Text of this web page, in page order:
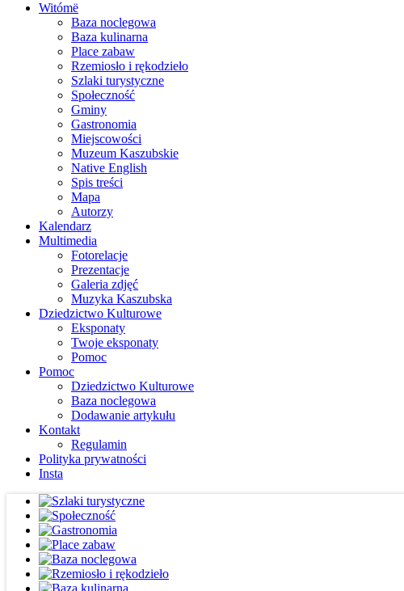
Witómë
Baza noclegowa
Baza kulinarna
Place zabaw
Rzemiosło i rękodzieło
Szlaki turystyczne
Społeczność
Gminy
Gastronomia
Miejscowości
Muzeum Kaszubskie
Native English
Spis treści
Mapa
Autorzy
Kalendarz
Multimedia
Fotorelacje
Prezentacje
Galeria zdjęć
Muzyka Kaszubska
Dziedzictwo Kulturowe
Eksponaty
Twoje eksponaty
Pomoc
Pomoc
Dziedzictwo Kulturowe
Baza noclegowa
Dodawanie artykułu
Kontakt
Regulamin
Polityka prywatności
Insta